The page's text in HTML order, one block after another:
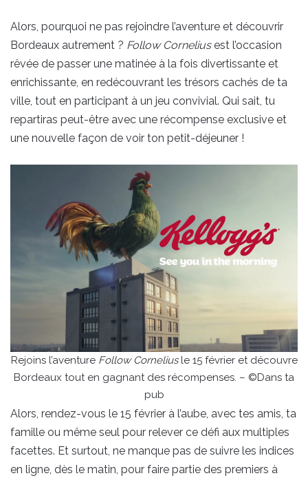
Alors, pourquoi ne pas rejoindre l’aventure et découvrir
Bordeaux autrement ? Follow Corneliusest l’occasion
rêvée de passer une matinée à la fois divertissante et
enrichissante, en redécouvrant les trésors cachés de ta
ville, tout en participant à un jeu convivial. Qui sait, tu
repartiras peut-être avec une récompense exclusive et
une nouvelle façon de voir ton petit-déjeuner !
Rejoins l’aventure Follow Corneliusle 15 février et découvre
Bordeaux tout en gagnant des récompenses. – ©Dans ta
pub
Alors, rendez-vous le 15 février à l’aube, avec tes amis, ta
famille ou même seul pour relever ce défi aux multiples
facettes. Et surtout, ne manque pas de suivre les indices
en ligne, dès le matin, pour faire partie des premiers à